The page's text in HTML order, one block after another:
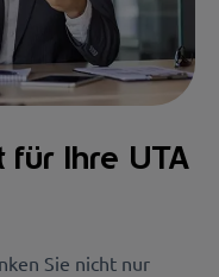
für Ihre UTA
Sie nicht nur